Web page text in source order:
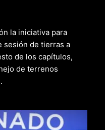
la iniciativa para
sesión de tierras a
de los capítulos,
de terrenos